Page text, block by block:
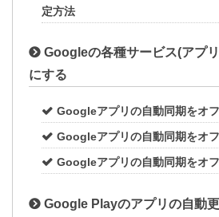
定方法
Googleの各種サービス(アプ
にする
Googleアプリの自動同期をオ
Googleアプリの自動同期をオ
Googleアプリの自動同期をオ
Google Playのアプリの自動